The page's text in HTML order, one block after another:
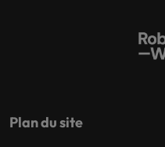
Plan du site